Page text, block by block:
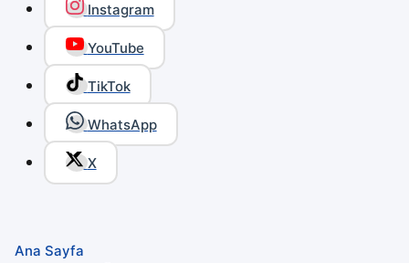
Instagram
YouTube
TikTok
WhatsApp
X
Ana Sayfa